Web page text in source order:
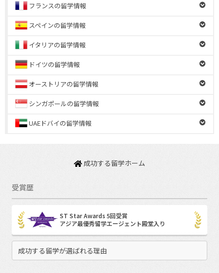
フランスの留学情報
スペインの留学情報
イタリアの留学情報
ドイツの留学情報
オーストリアの留学情報
シンガポールの留学情報
UAEドバイの留学情報
成功する留学ホーム
受賞歴
ST Star Awards 5回受賞
アジア最優秀留学エージェント殿堂入り
成功する留学が選ばれる理由